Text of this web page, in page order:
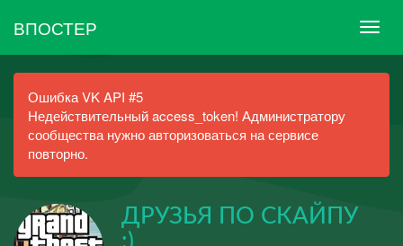
ВПОСТЕР
Ошибка VK API #5
Недействительный access_token! Администратору
сообщества нужно авторизоваться на сервисе
повторно.
ДРУЗЬЯ ПО СКАЙПУ